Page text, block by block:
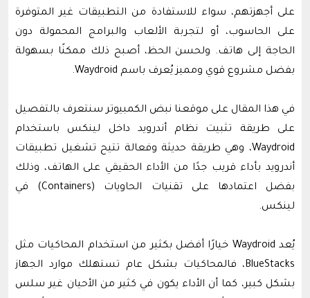
على أجهزتهم، سواء للاستفادة من التطبيقات غير المتوفرة
على الحاسوب، أو لتجربة الألعاب والبرامج المحمولة دون
الحاجة إلى هاتف. ولحسن الحظ، أصبح ذلك ممكنًا بسهولة
بفضل مشروع قوي ومميز يُعرف باسم Waydroid.
في هذا المقال على موقعنا نبض الكمبيوتر سنتعرف بالتفصيل
على طريقة تثبيت نظام أندرويد داخل لينكس باستخدام
Waydroid، وهي طريقة حديثة وفعالة تتيح تشغيل تطبيقات
أندرويد بأداء قريب جدًا من الأداء الحقيقي على الهاتف، وذلك
بفضل اعتمادها على تقنيات الحاويات (Containers) في
لينكس.
يُعد Waydroid خيارًا أفضل بكثير من استخدام المحاكيات مثل
BlueStacks، فالمحاكيات بشكل عام تستهلك موارد الجهاز
بشكل كبير، كما أن الأداء يكون في كثير من الأحيان غير سلس